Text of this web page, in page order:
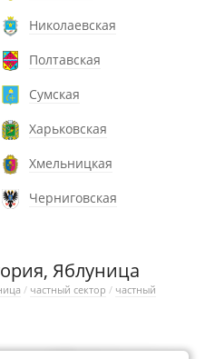
Николаевская
Полтавская
Сумская
Харьковская
Хмельницкая
Черниговская
Яблуница
/ частный сектор / частный